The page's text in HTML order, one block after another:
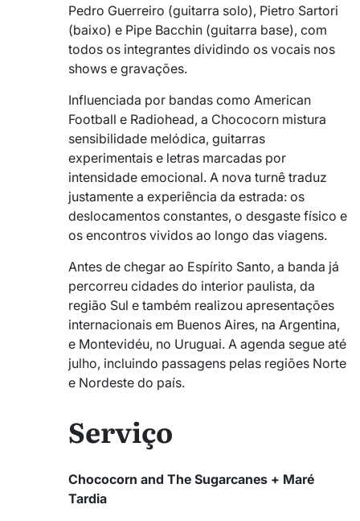
Pedro Guerreiro (guitarra solo), Pietro Sartori
(baixo) e Pipe Bacchin (guitarra base), com
todos os integrantes dividindo os vocais nos
shows e gravações.
Influenciada por bandas como American
Football e Radiohead, a Chococorn mistura
sensibilidade melódica, guitarras
experimentais e letras marcadas por
intensidade emocional. A nova turnê traduz
justamente a experiência da estrada: os
deslocamentos constantes, o desgaste físico e
os encontros vividos ao longo das viagens.
Antes de chegar ao Espírito Santo, a banda já
percorreu cidades do interior paulista, da
região Sul e também realizou apresentações
internacionais em Buenos Aires, na Argentina,
e Montevidéu, no Uruguai. A agenda segue até
julho, incluindo passagens pelas regiões Norte
e Nordeste do país.
Serviço
Chococorn and The Sugarcanes + Maré
Tardia